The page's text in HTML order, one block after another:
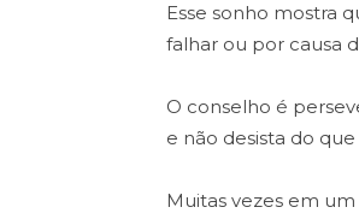
Esse sonho mostra
falhar ou por causa
O conselho é
e não desista do
Muitas vezes em